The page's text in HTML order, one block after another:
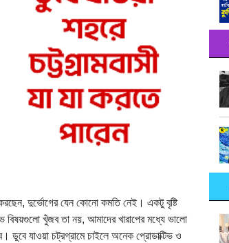
করছেন, দুর্ভোগের যেন কোনো কমতি নেই। একটু বৃষ্টি
বিষয়গুলো খুঁজব তা নয়, আমাদের খারাপের মধ্যে ভালো
ডুবে যাওয়া চট্রগ্রামে চাইলে অনেক প্রোডাক্টিভ ও